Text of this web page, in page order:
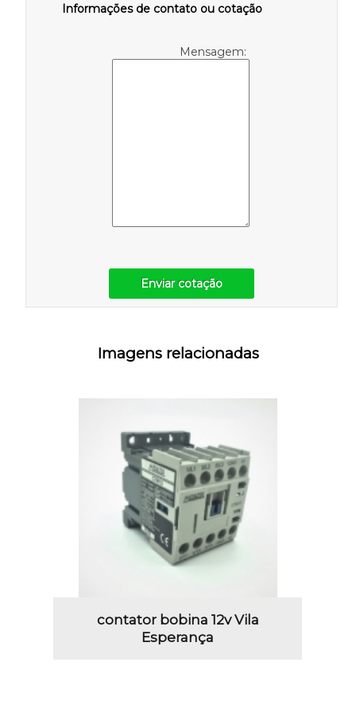
Informações de contato ou cotação
Mensagem:
Enviar cotação
Imagens relacionadas
contator bobina 12v Vila
Esperança